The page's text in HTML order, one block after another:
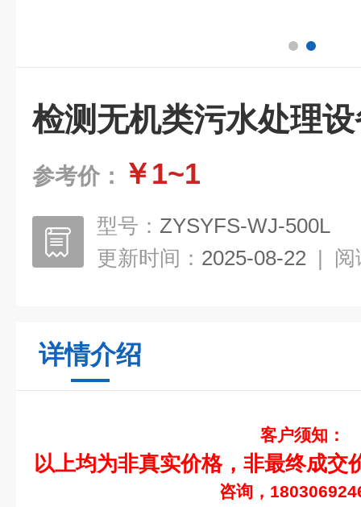
检测无机类污水处理
参考价： ￥1~1
型号： ZYSYFS-WJ-500L
更新时间： 2025-08-22 | 阅
详情介绍
客户须知：
以上均为非真实价格，非最终成交
咨询，